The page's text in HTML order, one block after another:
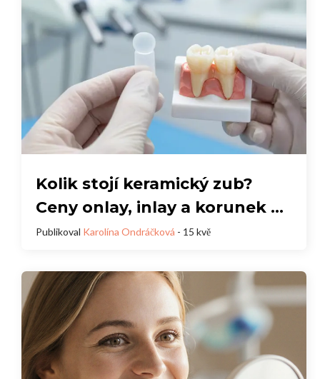
Kolik stojí keramický zub?
Ceny onlay, inlay a korunek v
roce 2026
Publikoval Karolína Ondráčková - 15 kvě